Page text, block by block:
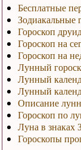
Бесплатные
Зодиакальные
Гороскоп
Гороскоп на
Гороскоп на
Лунный
Лунный
Лунный
Описание
Гороскоп по
Луна в знаках
Гороскопы